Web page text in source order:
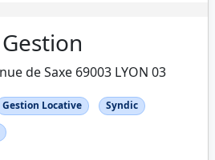
de Saxe 69003 LYON 03
Gestion Locative
Syndic